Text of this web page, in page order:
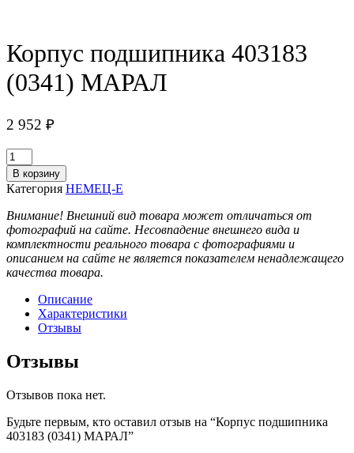
Корпус подшипника 403183
(0341) МАРАЛ
2 952 ₽
Количество
товара
Корпус
подшипника
403183
(0341)
МАРАЛ
В корзину
Категория НЕМЕЦ-Е
Внимание! Внешний вид товара может отличаться от
фотографий на сайте. Несовпадение внешнего вида и
комплектности реального товара с фотографиями и
описанием на сайте не является показателем ненадлежащего
качества товара.
Описание
Характеристики
Отзывы
Отзывы
Отзывов пока нет.
Будьте первым, кто оставил отзыв на “Корпус подшипника
403183 (0341) МАРАЛ”